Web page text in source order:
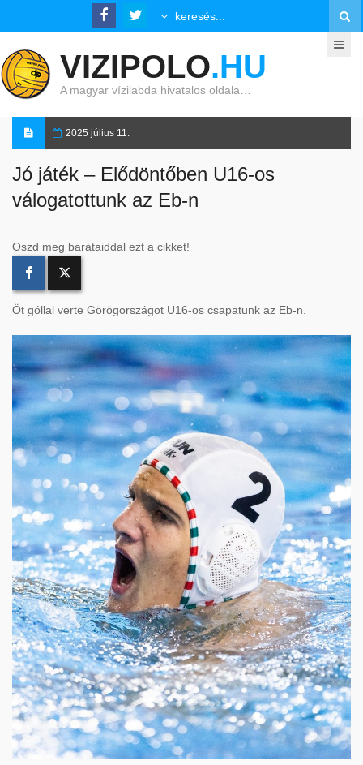
VIZIPOLO.HU
A magyar vízilabda hivatalos oldala…
2025 július 11.
Jó játék – Elődöntőben U16-os
válogatottunk az Eb-n
Oszd meg barátaiddal ezt a cikket!
Öt góllal verte Görögországot U16-os csapatunk az Eb-n.